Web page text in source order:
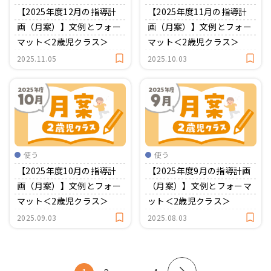
【2025年度12月の指導計
画（月案）】文例とフォー
マット＜2歳児クラス＞
2025.11.05
【2025年度11月の指導計
画（月案）】文例とフォー
マット＜2歳児クラス＞
2025.10.03
使う
【2025年度10月の指導計
画（月案）】文例とフォー
マット＜2歳児クラス＞
2025.09.03
使う
【2025年度9月の指導計画
（月案）】文例とフォーマ
ット＜2歳児クラス＞
2025.08.03